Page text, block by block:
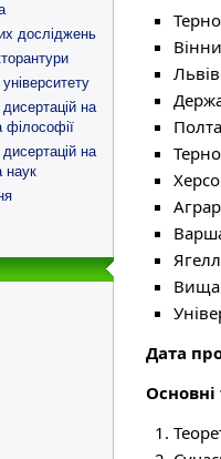
досліджень
на
філософії
на
наук
Вища
Дата